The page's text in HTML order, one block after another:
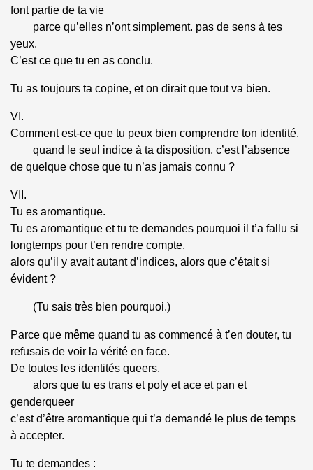
font partie de ta vie
parce qu’elles n’ont simplement. pas de sens à tes
yeux.
C’est ce que tu en as conclu.
Tu as toujours ta copine, et on dirait que tout va bien.
VI.
Comment est-ce que tu peux bien comprendre ton identité,
quand le seul indice à ta disposition, c’est l’absence
de quelque chose que tu n’as jamais connu ?
VII.
Tu es aromantique.
Tu es aromantique et tu te demandes pourquoi il t’a fallu si
longtemps pour t’en rendre compte,
alors qu’il y avait autant d’indices, alors que c’était si
évident ?
(Tu sais très bien pourquoi.)
Parce que même quand tu as commencé à t’en douter, tu
refusais de voir la vérité en face.
De toutes les identités queers,
alors que tu es trans et poly et ace et pan et
genderqueer
c’est d’être aromantique qui t’a demandé le plus de temps
à accepter.
Tu te demandes :